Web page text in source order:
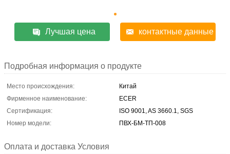
Лучшая цена контактные данные
Подробная информация о продукте
Место происхождения:
Китай
Фирменное наименование:
ECER
Сертификация:
ISO 9001, AS 3660.1, SGS
Номер модели:
ПВХ-БМ-ТП-008
Оплата и доставка Условия